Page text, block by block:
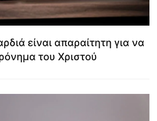
είναι απαραίτητη για να
του Χριστού